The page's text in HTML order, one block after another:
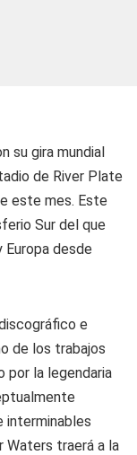
su gira mundial
de River Plate
este mes. Este
Sur del que
desde
e
de los trabajos
por la legendaria
interminables
Waters traerá a la